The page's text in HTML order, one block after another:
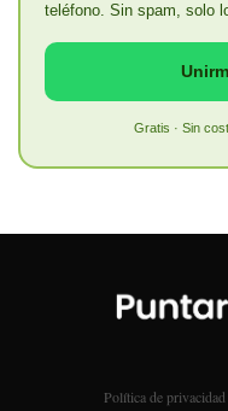
teléfono. Sin spam, solo
Gratis · Sin
Política de privacidad